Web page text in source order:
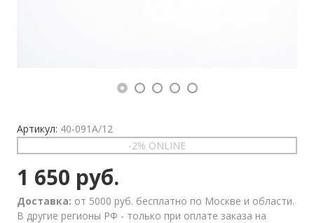
Артикул: 40-091A/12
-2% ONLINE
1 650 руб.
Доставка: от 5000 руб. бесплатно по Москве и области.
В другие регионы РФ - только при оплате заказа на